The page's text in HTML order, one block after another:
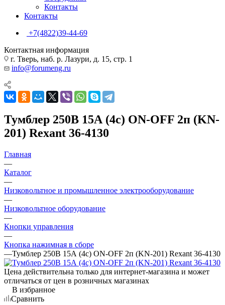
Контакты
Контакты
+7(4822)39-44-69
Контактная информация
г. Тверь, наб. р. Лазури, д. 15, стр. 1
info@forumeng.ru
Тумблер 250В 15А (4c) ON-OFF 2п (KN-
201) Rexant 36-4130
Главная
—
Каталог
—
Низковольтное и промышленное электрооборудование
—
Низковольтное оборудование
—
Кнопки управления
—
Кнопка нажимная в сборе
—Тумблер 250В 15А (4c) ON-OFF 2п (KN-201) Rexant 36-4130
Цена действительна только для интернет-магазина и может
отличаться от цен в розничных магазинах
В избранное
Сравнить